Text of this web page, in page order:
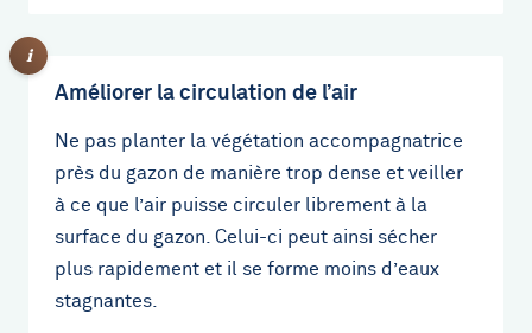
Améliorer la circulation de l’air
Ne pas planter la végétation accompagnatrice
près du gazon de manière trop dense et veiller
à ce que l’air puisse circuler librement à la
surface du gazon. Celui-ci peut ainsi sécher
plus rapidement et il se forme moins d’eaux
stagnantes.